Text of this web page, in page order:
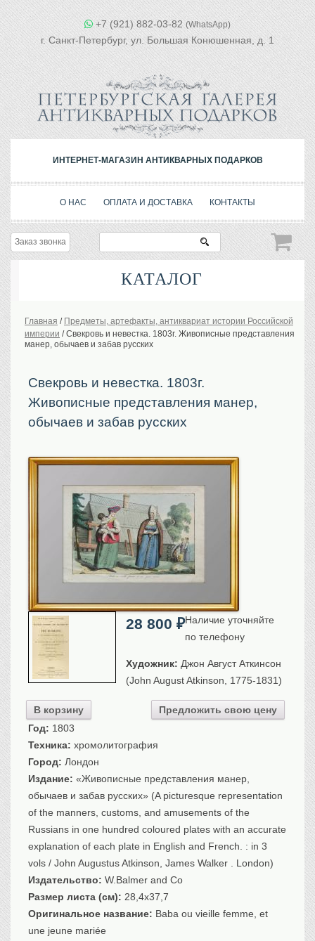
+7 (921) 882-03-82 (WhatsApp)
г. Санкт-Петербург, ул. Большая Конюшенная, д. 1
ИНТЕРНЕТ-МАГАЗИН АНТИКВАРНЫХ ПОДАРКОВ
О НАС ОПЛАТА И ДОСТАВКА КОНТАКТЫ
Заказ звонка
КАТАЛОГ
История Российской империи. Обычаи
Портреты царской семьи
Старинные планы городов
Санкт-Петербург
Прочие
Старинные карты
Российская империя
Европа
Исторические карты
Виды городов
Москва
Санкт-Петербург
Российская империя
Прочие
Севастополь, Крым
Ценные бумаги
История моды. Униформа
Гражданская мода
Униформа
Фауна
Флора
Охота
Рыбы, рыбалка
Техника, транспорт, архитектура
Главная / Предметы, артефакты, антиквариат истории Российской
империи /Свекровь и невестка. 1803г. Живописные представления
манер, обычаев и забав русских
Свекровь и невестка. 1803г.
Живописные представления манер,
обычаев и забав русских
28 800₽
В корзину Предложить свою цену
Наличие уточняйте
по телефону
Художник: Джон Август Аткинсон
(John August Atkinson, 1775-1831)
Год: 1803
Техника: хромолитография
Город: Лондон
Издание: «Живописные представления манер,
обычаев и забав русских» (A picturesque representation
of the manners, customs, and amusements of the
Russians in one hundred coloured plates with an accurate
explanation of each plate in English and French. : in 3
vols / John Augustus Atkinson, James Walker . London)
Издательство: W.Balmer and Co
Размер листа (см): 28,4x37,7
Оригинальное название: Baba ou vieille femme, et
une jeune mariée